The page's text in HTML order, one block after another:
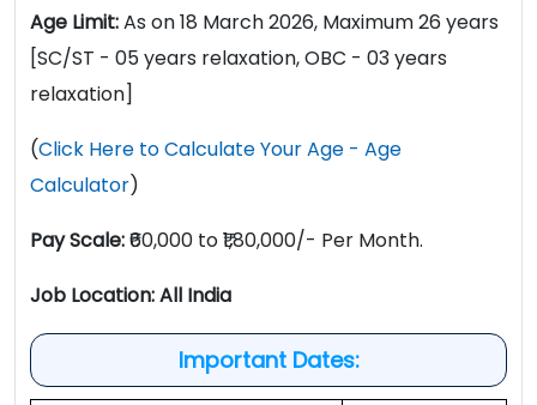
Age Limit:As on 18 March 2026, Maximum 26 years
[SC/ST - 05 years relaxation, OBC - 03 years
relaxation]
(Click Here to Calculate Your Age - Age
Calculator)
Pay Scale:₹60,000 to ₹1,80,000/- Per Month.
Job Location: All India
Important Dates: